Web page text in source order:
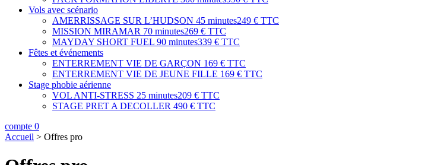
Vols avec scénario
AMERRISSAGE SUR L’HUDSON 45 minutes249 € TTC
MISSION MIRAMAR 70 minutes269 € TTC
MAYDAY SHORT FUEL 90 minutes339 € TTC
Fêtes et événements
ENTERREMENT VIE DE GARÇON 169 € TTC
ENTERREMENT VIE DE JEUNE FILLE 169 € TTC
Stage phobie aérienne
VOL ANTI-STRESS 25 minutes209 € TTC
STAGE PRET A DECOLLER 490 € TTC
compte 0
Accueil > Offres pro